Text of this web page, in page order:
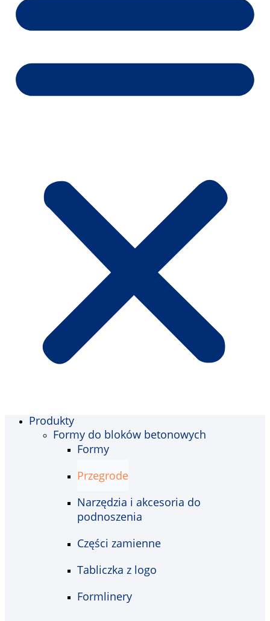
Produkty
Formy do bloków betonowych
Formy
Przegrode
Narzędzia i akcesoria do
podnoszenia
Części zamienne
Tabliczka z logo
Formlinery